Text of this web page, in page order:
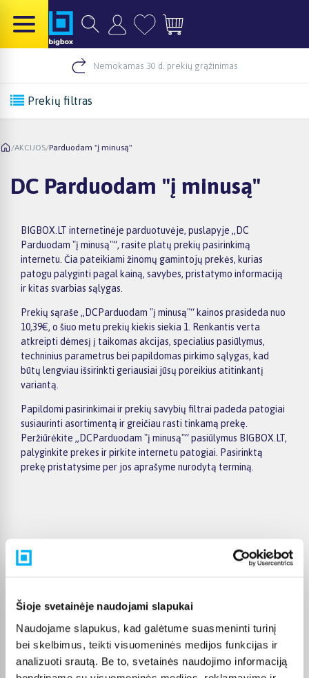
Šioje svetainėje naudojami slapukai
Naudojame slapukus, kad galėtume suasmeninti turinį
bei skelbimus, teikti visuomeninės medijos funkcijas ir
analizuoti srautą. Be to, svetainės naudojimo informaciją
Nemokamas 30 d. prekių grąžinimas
Prekių filtras
/AKCIJOS/Parduodam "į minusą"
DC Parduodam "į minusą"
BIGBOX.LT internetinėje parduotuvėje, puslapyje „DC
Parduodam "į minusą"“, rasite platų prekių pasirinkimą
internetu. Čia pateikiami žinomų gamintojų prekės, kurias
patogu palyginti pagal kainą, savybes, pristatymo informaciją
ir kitas svarbias sąlygas.
Prekių sąraše „DCParduodam "į minusą"“ kainos prasideda nuo
10,39€, o šiuo metu prekių kiekis siekia 1. Renkantis verta
atkreipti dėmesį į taikomas akcijas, specialius pasiūlymus,
techninius parametrus bei papildomas pirkimo sąlygas, kad
būtų lengviau išsirinkti geriausiai jūsų poreikius atitinkantį
variantą.
Papildomi pasirinkimai ir prekių savybių filtrai padeda patogiai
susiaurinti asortimentą ir greičiau rasti tinkamą prekę.
Peržiūrėkite „DCParduodam "į minusą"“ pasiūlymus BIGBOX.LT,
palyginkite prekes ir pirkite internetu patogiai. Pasirinktą
prekę pristatysime per jos aprašyme nurodytą terminą.
Pirkėjų atsiliepimai apie prekes
Patvirtintas pirkėjas
Kokybiškas. Pristatymas greitas. Rekomenduoju+++
Vahur T.